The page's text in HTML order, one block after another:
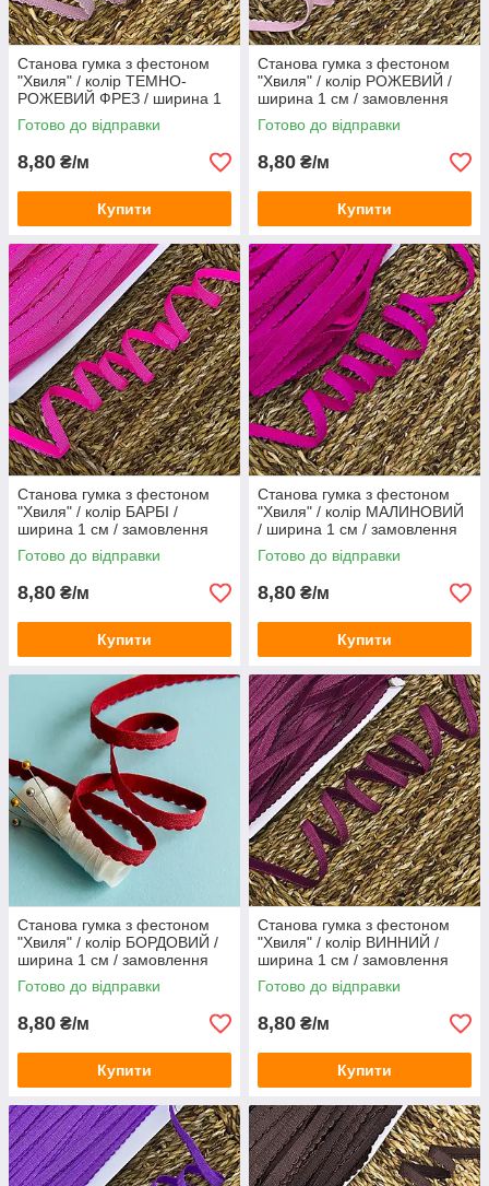
Станова гумка з фестоном
"Хвиля" / колір ТЕМНО-
РОЖЕВИЙ ФРЕЗ / ширина 1
см / замовлення від 1 метра
Готово до відправки
8,80 ₴/м
Купити
Станова гумка з фестоном
"Хвиля" / колір РОЖЕВИЙ /
ширина 1 см / замовлення
від 1 метра
Готово до відправки
8,80 ₴/м
Купити
Станова гумка з фестоном
"Хвиля" / колір БАРБІ /
ширина 1 см / замовлення
від 1 метра
Готово до відправки
8,80 ₴/м
Купити
Станова гумка з фестоном
"Хвиля" / колір МАЛИНОВИЙ
/ ширина 1 см / замовлення
від 1 метра
Готово до відправки
8,80 ₴/м
Купити
Станова гумка з фестоном
"Хвиля" / колір БОРДОВИЙ /
ширина 1 см / замовлення
від 1 метра
Готово до відправки
8,80 ₴/м
Купити
Станова гумка з фестоном
"Хвиля" / колір ВИННИЙ /
ширина 1 см / замовлення
від 1 метра
Готово до відправки
8,80 ₴/м
Купити